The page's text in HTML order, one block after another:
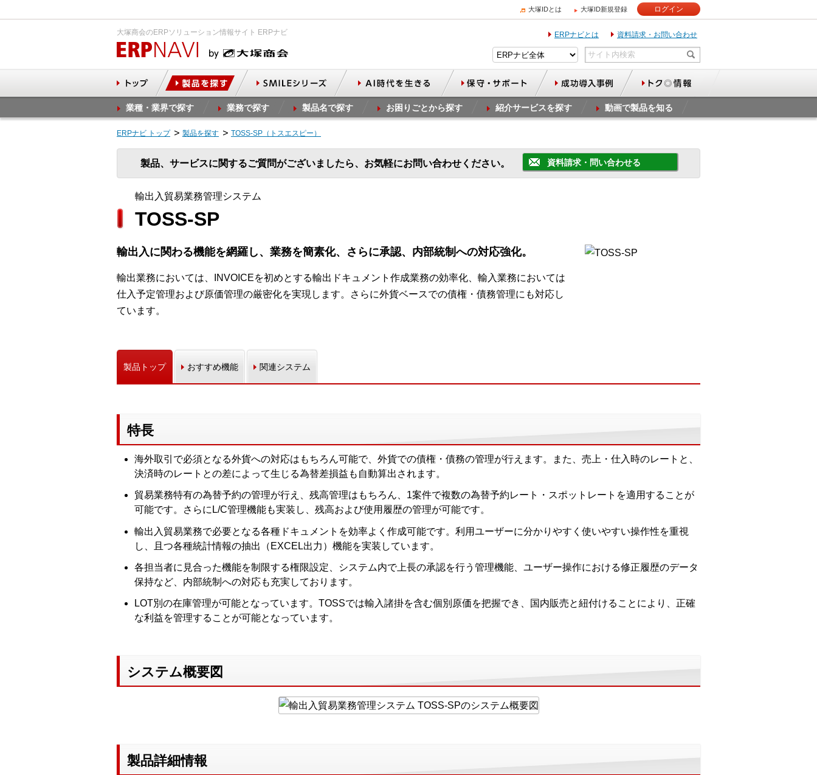
大塚IDとは 大塚ID新規登録 ログイン
大塚商会のERPソリューション情報サイト ERPナビ ERPナビとは 資料請求・お問い合わせ
業種・業界で探す 業務で探す 製品名で探す お困りごとから探す 紹介サービスを探す 動画で製品を知る
ERPナビ トップ 製品を探す TOSS-SP（トスエスピー）
製品、サービスに関するご質問がございましたら、お気軽にお問い合わせください。 資料請求・問い合わせる
輸出入貿易業務管理システム
TOSS-SP
輸出入に関わる機能を網羅し、業務を簡素化、さらに承認、内部統制への対応強化。
輸出業務においては、INVOICEを初めとする輸出ドキュメント作成業務の効率化、輸入業務においては
仕入予定管理および原価管理の厳密化を実現します。さらに外貨ベースでの債権・債務管理にも対応し
ています。
製品トップ おすすめ機能 関連システム
特長
海外取引で必須となる外貨への対応はもちろん可能で、外貨での債権・債務の管理が行えます。また、売上・仕入時のレートと、
決済時のレートとの差によって生じる為替差損益も自動算出されます。
貿易業務特有の為替予約の管理が行え、残高管理はもちろん、1案件で複数の為替予約レート・スポットレートを適用することが
可能です。さらにL/C管理機能も実装し、残高および使用履歴の管理が可能です。
輸出入貿易業務で必要となる各種ドキュメントを効率よく作成可能です。利用ユーザーに分かりやすく使いやすい操作性を重視
し、且つ各種統計情報の抽出（EXCEL出力）機能を実装しています。
各担当者に見合った機能を制限する権限設定、システム内で上長の承認を行う管理機能、ユーザー操作における修正履歴のデータ
保持など、内部統制への対応も充実しております。
LOT別の在庫管理が可能となっています。TOSSでは輸入諸掛を含む個別原価を把握でき、国内販売と紐付けることにより、正確
な利益を管理することが可能となっています。
システム概要図
製品詳細情報